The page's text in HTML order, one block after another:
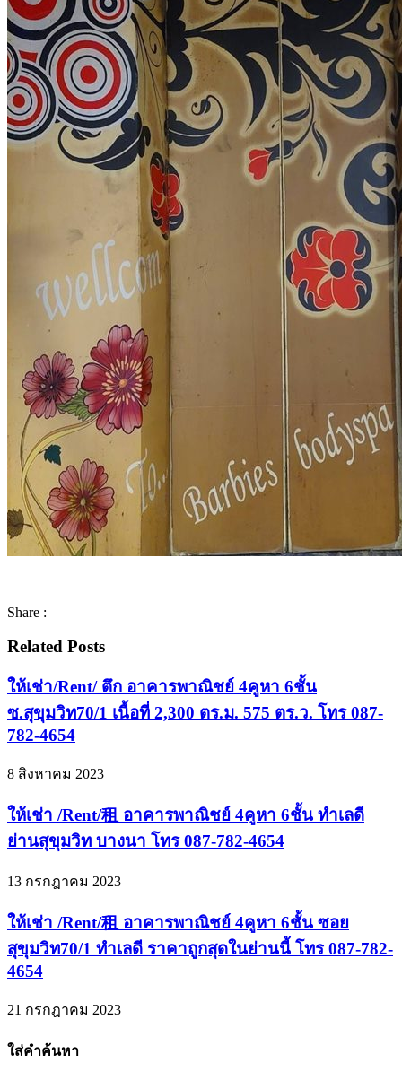
Share :
Related Posts
ให้เช่า/Rent/ ตึก อาคารพาณิชย์ 4คูหา 6ชั้น
ซ.สุขุมวิท70/1 เนื้อที่ 2,300 ตร.ม. 575 ตร.ว. โทร 087-
782-4654
8 สิงหาคม 2023
ให้เช่า /Rent/租 อาคารพาณิชย์ 4คูหา 6ชั้น ทำเลดี
ย่านสุขุมวิท บางนา โทร 087-782-4654
13 กรกฎาคม 2023
ให้เช่า /Rent/租 อาคารพาณิชย์ 4คูหา 6ชั้น ซอย
สุขุมวิท70/1 ทำเลดี ราคาถูกสุดในย่านนี้ โทร 087-782-
4654
21 กรกฎาคม 2023
ใส่คำค้นหา